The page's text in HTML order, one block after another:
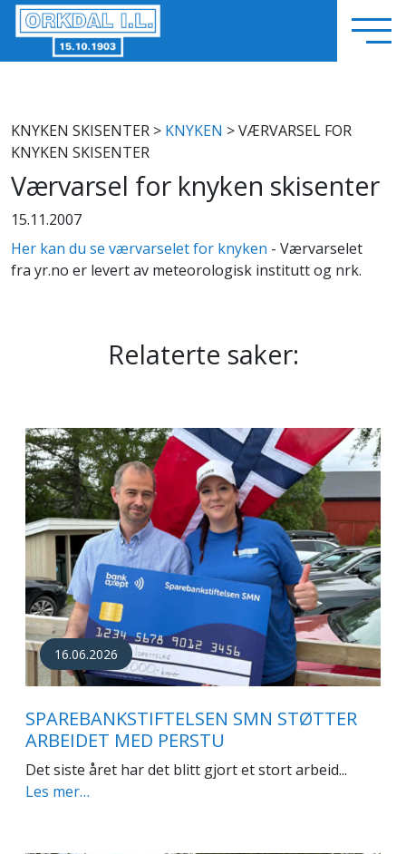
KNYKEN SKISENTER > KNYKEN > VÆRVARSEL FOR
KNYKEN SKISENTER
Værvarsel for knyken skisenter
15.11.2007
Her kan du se værvarselet for knyken - Værvarselet
fra yr.no er levert av meteorologisk institutt og nrk.
Relaterte saker:
16.06.2026
SPAREBANKSTIFTELSEN SMN STØTTER
ARBEIDET MED PERSTU
Det siste året har det blitt gjort et stort arbeid...
Les mer…